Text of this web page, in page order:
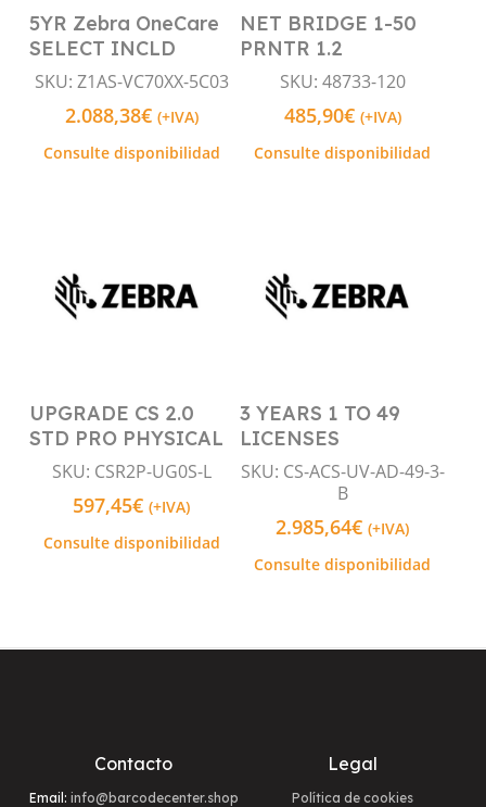
Leer Más
5YR Zebra OneCare
SELECT INCLD
SKU: Z1AS-VC70XX-5C03
2.088,38€ (+IVA)
Consulte disponibilidad
Leer Más
NET BRIDGE 1-50
PRNTR 1.2
SKU: 48733-120
485,90€ (+IVA)
Consulte disponibilidad
Leer Más
UPGRADE CS 2.0
STD PRO PHYSICAL
SKU: CSR2P-UG0S-L
597,45€ (+IVA)
Consulte disponibilidad
Leer Más
3 YEARS 1 TO 49
LICENSES
SKU: CS-ACS-UV-AD-49-3-
B
2.985,64€ (+IVA)
Consulte disponibilidad
Contacto
Email: info@barcodecenter.shop
Legal
Política de cookies